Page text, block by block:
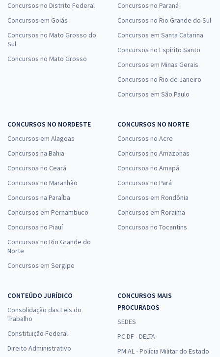
Concursos no Distrito Federal
Concursos em Goiás
Concursos no Mato Grosso do
Sul
Concursos no Mato Grosso
Concursos no Paraná
Concursos no Rio Grande do Sul
Concursos em Santa Catarina
Concursos no Espírito Santo
Concursos em Minas Gerais
Concursos no Rio de Janeiro
Concursos em São Paulo
CONCURSOS NO NORDESTE
Concursos em Alagoas
Concursos na Bahia
Concursos no Ceará
Concursos no Maranhão
Concursos na Paraíba
Concursos em Pernambuco
Concursos no Piauí
Concursos no Rio Grande do
Norte
Concursos em Sergipe
CONCURSOS NO NORTE
Concursos no Acre
Concursos no Amazonas
Concursos no Amapá
Concursos no Pará
Concursos em Rondônia
Concursos em Roraima
Concursos no Tocantins
CONTEÚDO JURÍDICO
Consolidação das Leis do
Trabalho
Constituição Federal
Direito Administrativo
CONCURSOS MAIS
PROCURADOS
SEDES
PC DF - DELTA
PM AL - Polícia Militar do Estado